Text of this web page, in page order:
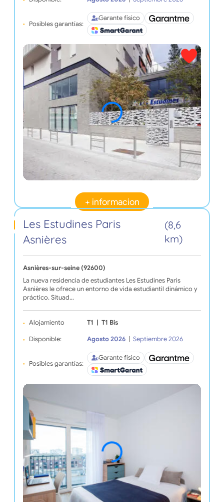
Posibles garantías:
Garante físico
+ informacion
Les Estudines Paris
Asnières
(8,6
km)
Asnières-sur-seine (92600)
La nueva residencia de estudiantes Les Estudines Paris
Asnières le ofrece un entorno de vida estudiantil dinámico y
práctico. Situad…
Alojamiento T1 T1 Bis
Disponible: Agosto 2026 Septiembre 2026
Posibles garantías:
Garante físico